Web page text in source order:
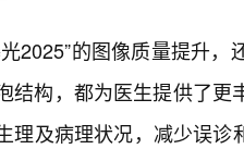
2025”的图像质量提升
结构，都为医生提供了
理及病理状况，减少误